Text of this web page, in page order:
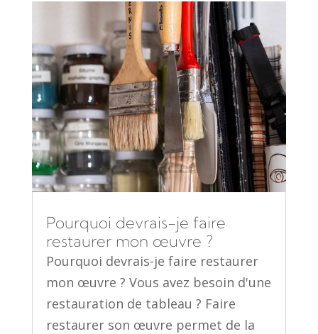
Pourquoi devrais-je faire
restaurer mon œuvre ?
Pourquoi devrais-je faire restaurer
mon œuvre ? Vous avez besoin d'une
restauration de tableau ? Faire
restaurer son œuvre permet de la